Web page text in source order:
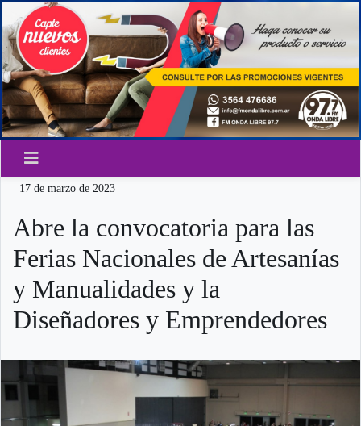
17 de marzo de 2023
Abre la convocatoria para las
Ferias Nacionales de Artesanías
y Manualidades y la
Diseñadores y Emprendedores